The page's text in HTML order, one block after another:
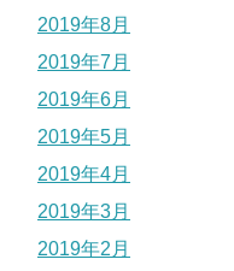
2019年8月
2019年7月
2019年6月
2019年5月
2019年4月
2019年3月
2019年2月